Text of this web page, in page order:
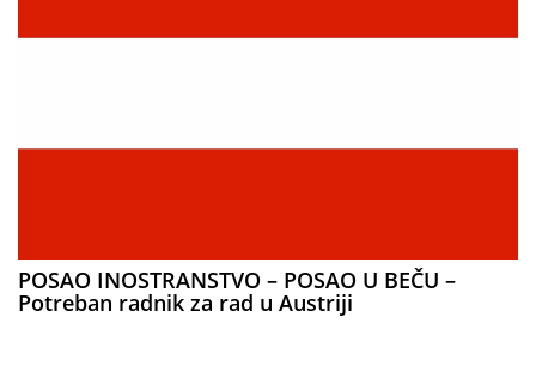
POSAO INOSTRANSTVO – POSAO U BEČU –
Potreban radnik za rad u Austriji